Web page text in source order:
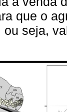
que o
ou seja,